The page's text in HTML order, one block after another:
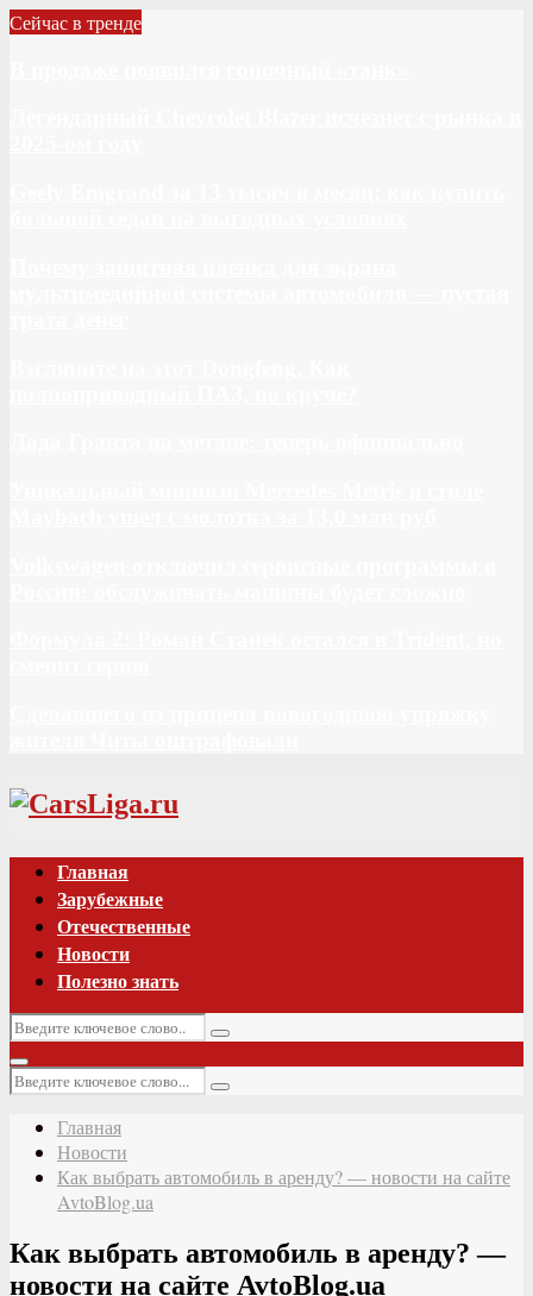
Сейчас в тренде
Vk
Главная
Зарубежные
Отечественные
Новости
Полезно знать
Искать:
Поиск
Основное
меню
Искать:
Поиск
Главная
Новости
Как выбрать автомобиль в аренду? — новости на сайте
AvtoBlog.ua
Как выбрать автомобиль в аренду? —
новости на сайте AvtoBlog.ua